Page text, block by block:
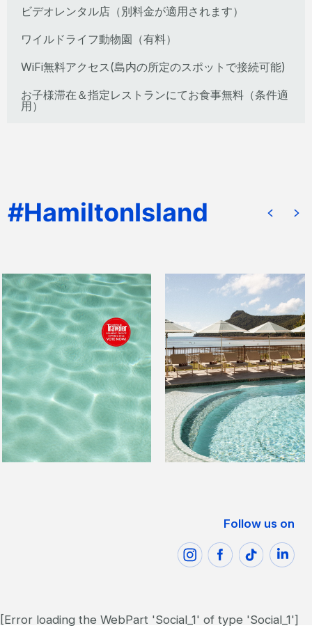
ビデオレンタル店（別料金が適用されます）
ワイルドライフ動物園（有料）
WiFi無料アクセス(島内の所定のスポットで接続可能)
お子様滞在＆指定レストランにてお食事無料（条件適
用）
Follow us on
[Error loading the WebPart 'Social_1' of type 'Social_1']